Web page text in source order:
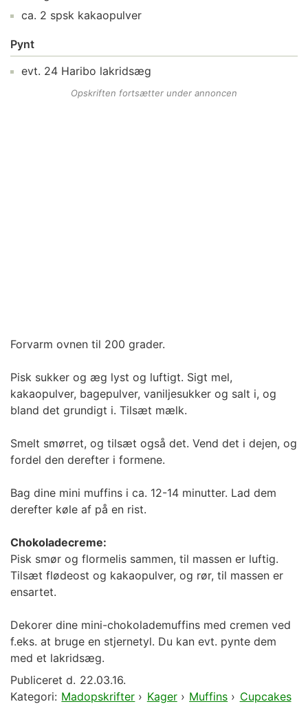
ca. 2 spsk kakaopulver
Pynt
evt. 24 Haribo lakridsæg
Opskriften fortsætter under annoncen
Forvarm ovnen til 200 grader.
Pisk sukker og æg lyst og luftigt. Sigt mel,
kakaopulver, bagepulver, vaniljesukker og salt i, og
bland det grundigt i. Tilsæt mælk.
Smelt smørret, og tilsæt også det. Vend det i dejen, og
fordel den derefter i formene.
Bag dine mini muffins i ca. 12-14 minutter. Lad dem
derefter køle af på en rist.
Chokoladecreme:
Pisk smør og flormelis sammen, til massen er luftig.
Tilsæt flødeost og kakaopulver, og rør, til massen er
ensartet.
Dekorer dine mini-chokolademuffins med cremen ved
f.eks. at bruge en stjernetyl. Du kan evt. pynte dem
med et lakridsæg.
Publiceret d. 22.03.16.
Kategori: Madopskrifter › Kager› Muffins › Cupcakes